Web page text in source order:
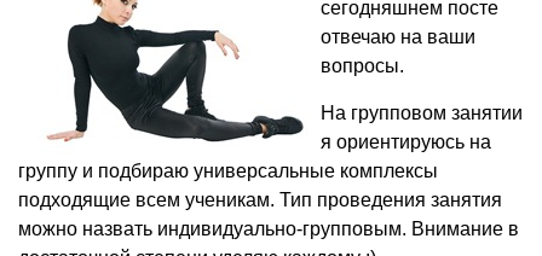
сегодняшнем посте
отвечаю на ваши
вопросы.
На групповом занятии
я ориентируюсь на
группу и подбираю универсальные комплексы
подходящие всем ученикам. Тип проведения занятия
можно назвать индивидуально-групповым. Внимание в